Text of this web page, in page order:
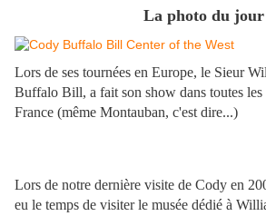
La photo du jour
Lors de ses tournées en Europe, le Sieur
Buffalo Bill, a fait son show dans toutes les
France (même Montauban, c'est dire...)
Lors de notre dernière visite de Cody en
eu le temps de visiter le musée dédié à